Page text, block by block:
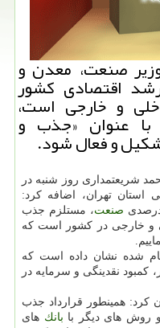
وزیر صنعت، معدن و
اقتصادی كشور
و خارجی است،
عنوان «جذب و
و فعال شود.
شریعتمداری روز شنبه در
استان تهران، اضافه كرد:
صنعت، مستلزم جذب
و خارجی در كشور است كه
شده نشان داده است كه
كمبود نقدینگی و سرمایه در
كرد: همینطور قرارداد جذب
بانك های